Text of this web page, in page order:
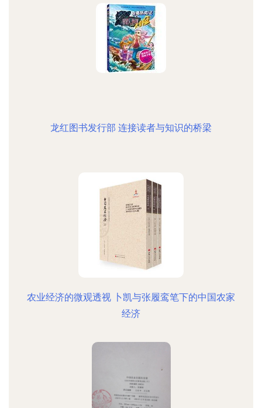
龙红图书发行部 连接读者与知识的桥梁
农业经济的微观透视 卜凯与张履鸾笔下的中国农家
经济